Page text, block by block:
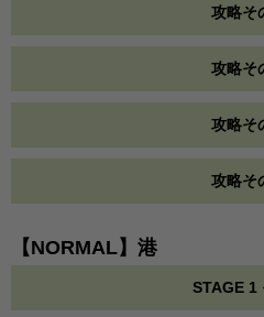
攻略そ
攻略そ
攻略そ
攻略そ
【NORMAL】港
STAGE 1